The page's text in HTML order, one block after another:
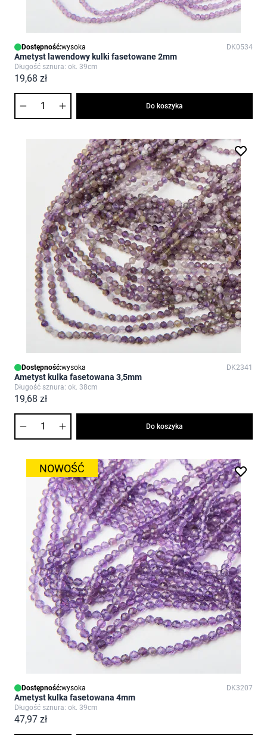
Dostępność:wysoka DK0534
Ametyst lawendowy kulki fasetowane 2mm
Długość sznura: ok. 39cm
19,68 zł
Do koszyka
Dostępność:wysoka DK2341
Ametyst kulka fasetowana 3,5mm
Długość sznura: ok. 38cm
19,68 zł
Do koszyka
NOWOŚĆ
Dostępność:wysoka DK3207
Ametyst kulka fasetowana 4mm
Długość sznura: ok. 39cm
47,97 zł